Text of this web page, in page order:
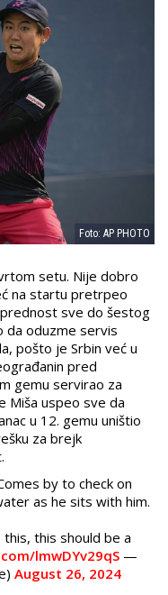
Foto: AP PHOTO
setu. Nije dobro
na startu pretrpeo
sve do šestog
da oduzme servis
pošto je Srbin već u
pred
gemu servirao za
Miša uspeo sve da
u 12. gemu uništio
za brejk
by to check on
as he sits with him.
this should be a
lmwDYv29qS —
August 26, 2024